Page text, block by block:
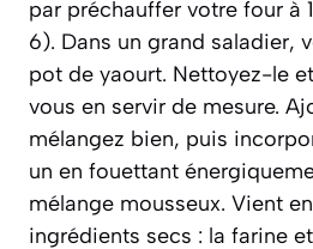
par préchauffer votre four à
6). Dans un grand saladier,
pot de yaourt. Nettoyez-le
vous en servir de mesure.
mélangez bien, puis
un en fouettant
mélange mousseux. Vient
ingrédients secs : la farine